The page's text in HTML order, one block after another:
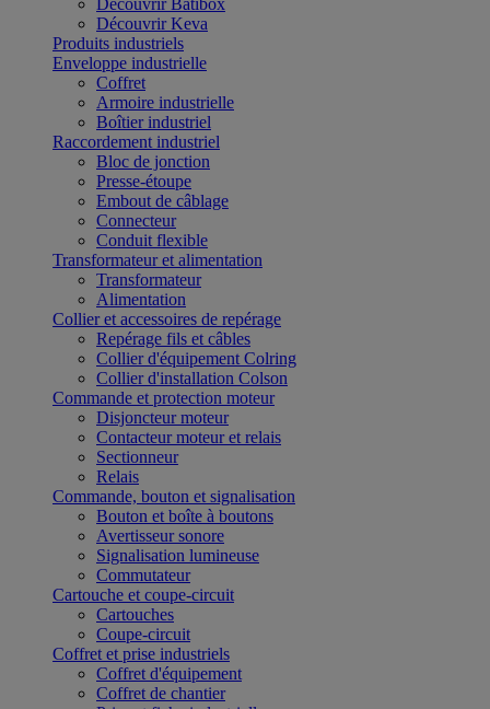
Découvrir Batibox
Découvrir Keva
Produits industriels
Enveloppe industrielle
Coffret
Armoire industrielle
Boîtier industriel
Raccordement industriel
Bloc de jonction
Presse-étoupe
Embout de câblage
Connecteur
Conduit flexible
Transformateur et alimentation
Transformateur
Alimentation
Collier et accessoires de repérage
Repérage fils et câbles
Collier d'équipement Colring
Collier d'installation Colson
Commande et protection moteur
Disjoncteur moteur
Contacteur moteur et relais
Sectionneur
Relais
Commande, bouton et signalisation
Bouton et boîte à boutons
Avertisseur sonore
Signalisation lumineuse
Commutateur
Cartouche et coupe-circuit
Cartouches
Coupe-circuit
Coffret et prise industriels
Coffret d'équipement
Coffret de chantier